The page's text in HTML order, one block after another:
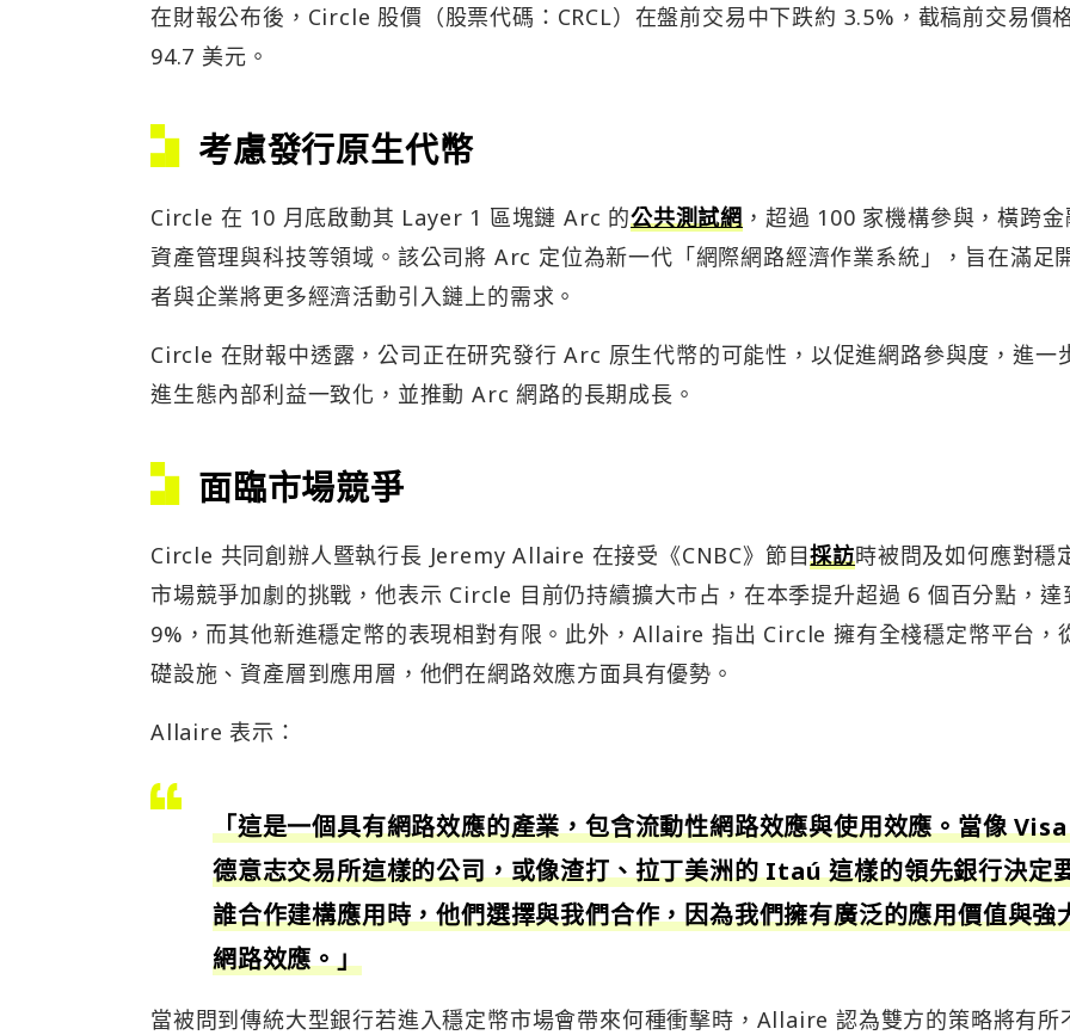
在財報公布後，Circle 股價（股票代碼：CRCL）在盤前交易中下跌約 3.5%，截稿前交易價
94.7 美元。
考慮發行原生代幣
Circle 在 10 月底啟動其 Layer 1 區塊鏈 Arc 的公共測試網 ，超過 100 家機構參與，橫跨金
資產管理與科技等領域。該公司將 Arc 定位為新一代「網際網路經濟作業系統」，旨在滿足
者與企業將更多經濟活動引入鏈上的需求。
Circle 在財報中透露，公司正在研究發行 Arc 原生代幣的可能性，以促進網路參與度，進一
進生態內部利益一致化，並推動 Arc 網路的長期成長。
面臨市場競爭
Circle 共同創辦人暨執行長 Jeremy Allaire 在接受《CNBC》節目採訪時被問及如何應對穩
市場競爭加劇的挑戰，他表示 Circle 目前仍持續擴大市占，在本季提升超過 6 個百分點，達
9%，而其他新進穩定幣的表現相對有限。此外，Allaire 指出 Circle 擁有全棧穩定幣平台，
礎設施、資產層到應用層，他們在網路效應方面具有優勢。
Allaire 表示：
「這是一個具有網路效應的產業，包含流動性網路效應與使用效應。當像
德意志交易所這樣的公司，或像渣打、拉丁美洲的 Itaú 這樣的領先銀行決定
誰合作建構應用時，他們選擇與我們合作，因為我們擁有廣泛的應用價值與強
網路效應。」
當被問到傳統大型銀行若進入穩定幣市場會帶來何種衝擊時，Allaire 認為雙方的策略將有所